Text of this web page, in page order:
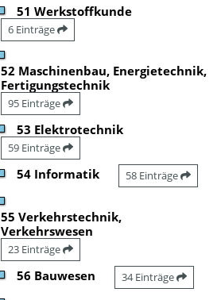
51 Werkstoffkunde
6 Einträge
52 Maschinenbau, Energietechnik,
Fertigungstechnik
95 Einträge
53 Elektrotechnik
59 Einträge
54 Informatik 58 Einträge
55 Verkehrstechnik,
Verkehrswesen
23 Einträge
56 Bauwesen 34 Einträge